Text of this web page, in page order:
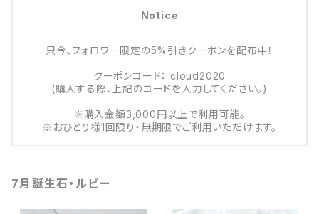
Notice
只今、フォロワー限定の5%引きクーポンを配布中！
クーポンコード： cloud2020
(購入する際、上記のコードを入力してください。)
※購入金額3,000円以上で利用可能。
※おひとり様1回限り・無期限でご利用いただけます。
7月誕生石・ルビー